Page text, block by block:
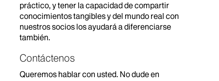
práctico, y tener la capacidad de compartir
conocimientos tangibles y del mundo real con
nuestros socios los ayudará a diferenciarse
también.
Contáctenos
Queremos hablar con usted. No dude en